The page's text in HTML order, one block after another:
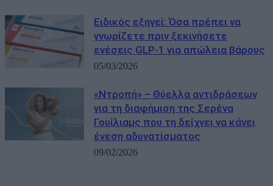
Ειδικός εξηγεί: Όσα πρέπει να
γνωρίζετε πριν ξεκινήσετε
ενέσεις GLP-1 για απώλεια βάρους
05/03/2026
«Ντροπή» – Θύελλα αντιδράσεων
για τη διαφήμιση της Σερένα
Γουίλιαμς που τη δείχνει να κάνει
ένεση αδυνατίσματος
09/02/2026